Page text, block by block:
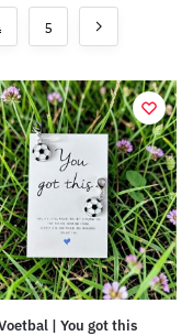
5
| You got this